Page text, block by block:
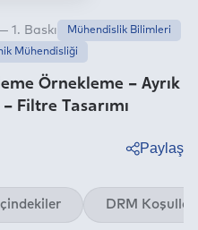
Örnekleme – Ayrık
Filtre Tasarımı
1. Baskı
Mühendislik Bilimleri
Mühendisliği
Paylaş
Twitter
İçindekiler DRM Koşulları